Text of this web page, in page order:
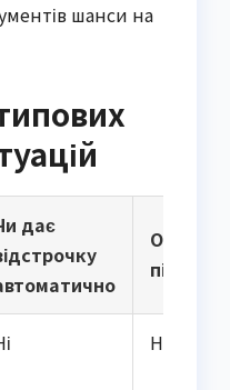
шанси на
дає
Основна
Немає